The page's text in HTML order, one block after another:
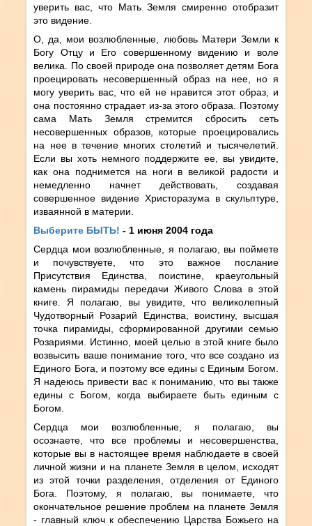
уверить вас, что Мать Земля смиренно отобразит
это видение.
О, да, мои возлюбленные, любовь Матери Земли к
Богу Отцу и Его совершенному видению и воле
велика. По своей природе она позволяет детям Бога
проецировать несовершенный образ на нее, но я
могу уверить вас, что ей не нравится этот образ, и
она постоянно страдает из-за этого образа. Поэтому
сама Мать Земля стремится сбросить сеть
несовершенных образов, которые проецировались
на нее в течение многих столетий и тысячелетий.
Если вы хоть немного поддержите ее, вы увидите,
как она поднимется на ноги в великой радости и
немедленно начнет действовать, создавая
совершенное видение Христоразума в скульптуре,
изваянной в материи.
Выберите БЫТЬ! - 1 июня 2004 года
Сердца мои возлюбленные, я полагаю, вы поймете
и почувствуете, что это важное послание
Присутствия Единства, поистине, краеугольный
камень пирамиды передачи Живого Слова в этой
книге. Я полагаю, вы увидите, что великолепный
Чудотворный Розарий Единства, воистину, высшая
точка пирамиды, сформированной другими семью
Розариями. Истинно, моей целью в этой книге было
возвысить ваше понимание того, что все создано из
Единого Бога, и поэтому все едины с Единым Богом.
Я надеюсь привести вас к пониманию, что вы также
едины с Богом, когда выбираете быть единым с
Богом.
Сердца мои возлюбленные, я полагаю, вы
осознаете, что все проблемы и несовершенства,
которые вы в настоящее время наблюдаете в своей
личной жизни и на планете Земля в целом, исходят
из этой точки разделения, отделения от Единого
Бога. Поэтому, я полагаю, вы понимаете, что
окончательное решение проблем на планете Земля
- главный ключ к обеспечению Царства Божьего на